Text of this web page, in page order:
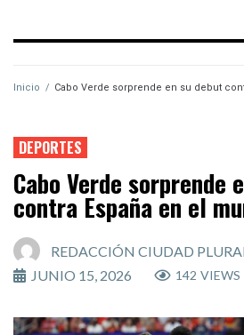
Inicio / Cabo Verde sorprende en su debut
DEPORTES
Cabo Verde sorprende
contra España en el
REDACCIÓN CIUDAD PLURAL
JUNIO 15, 2026
142 VIEWS